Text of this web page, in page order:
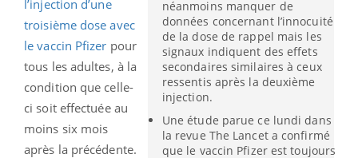
néanmoins manquer de
données concernant l’innocuité
de la dose de rappel mais les
signaux indiquent des effets
secondaires similaires à ceux
ressentis après la deuxième
injection.
Une étude parue ce lundi dans
la revue The Lancet a confirmé
que le vaccin Pfizer est toujours
l’injection d’une
troisième dose avec
le vaccin Pfizer pour
tous les adultes, à la
condition que celle-
ci soit effectuée au
moins six mois
après la précédente.